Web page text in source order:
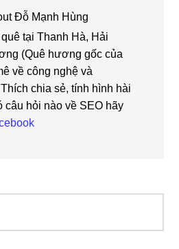
Đỗ Mạnh Hùng
tại Thanh Hà, Hải
(Quê hương gốc của
về công nghệ và
chia sẻ, tính hình hài
câu hỏi nào về SEO hãy